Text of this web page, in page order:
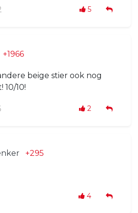
5
+1966
beige stier ook nog
10!
2
+295
4